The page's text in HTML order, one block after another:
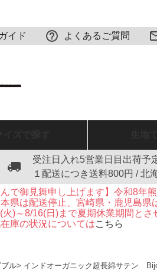
イド よくあるご質問
受注日入れ5営業日目出荷予
１配送につき送料800円 / 北
んで御見舞申し上げます】令和8年
県は配送停止、宮崎県・鹿児島県
火)～8/16(日)まで夏期休業期間とさ
庫の状況についてはこちら
ル インドオーガニック超長綿サテン